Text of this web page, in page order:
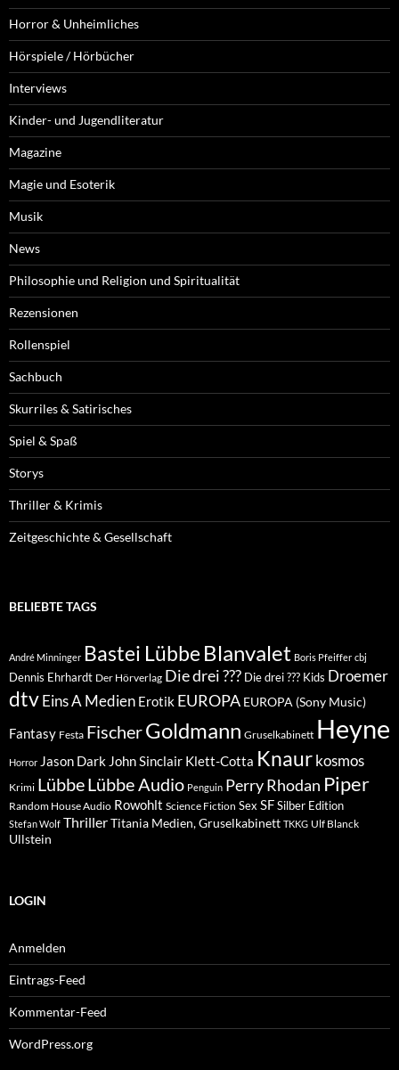
Horror & Unheimliches
Hörspiele / Hörbücher
Interviews
Kinder- und Jugendliteratur
Magazine
Magie und Esoterik
Musik
News
Philosophie und Religion und Spiritualität
Rezensionen
Rollenspiel
Sachbuch
Skurriles & Satirisches
Spiel & Spaß
Storys
Thriller & Krimis
Zeitgeschichte & Gesellschaft
BELIEBTE TAGS
André Minninger Bastei Lübbe Blanvalet Boris Pfeiffer cbj
Dennis Ehrhardt Der Hörverlag Die drei ??? Die drei ??? Kids Droemer
dtvEins A Medien Erotik EUROPA EUROPA (Sony Music)
Fantasy Festa FischerGoldmann Gruselkabinett Heyne
Horror Jason Dark John Sinclair Klett-Cotta Knaur kosmos
Krimi LübbeLübbe Audio Penguin Perry Rhodan Piper
Random House Audio Rowohlt Science Fiction Sex SFSilber Edition
Stefan Wolf ThrillerTitania Medien, Gruselkabinett TKKG Ulf Blanck
Ullstein
LOGIN
Anmelden
Eintrags-Feed
Kommentar-Feed
WordPress.org